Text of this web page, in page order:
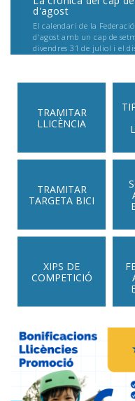
d'agost
El calendari de la Federació
d'agost amb un cap de
divendres 31 de juliol i el
TRAMITAR
TRAMITAR
XIPS DE